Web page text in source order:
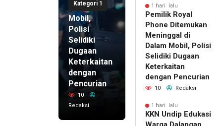
Kategori 1
di Dalam
Mobil,
Polisi
Selidiki
Dugaan
Keterkaitan
dengan
Pencurian
10
Redaksi
1 hari lalu
Pemilik Royal
Phone Ditemukan
Meninggal di
Dalam Mobil, Polisi
Selidiki Dugaan
Keterkaitan
dengan Pencurian
10 Redaksi
1 hari lalu
KKN Undip Edukasi